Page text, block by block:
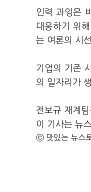
인력 과잉은
대응하기 위
는 여론의 시
기업의 기존
의 일자리가
전보규 재계
이 기사는 뉴
ⓒ 맛있는 뉴스